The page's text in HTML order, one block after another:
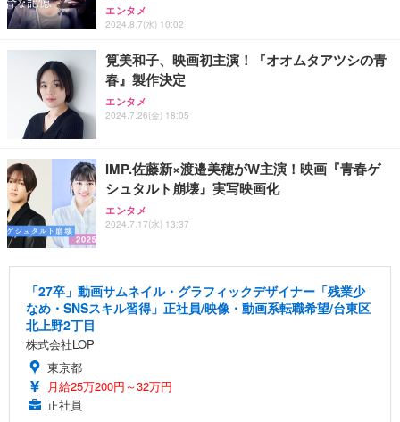
エンタメ
2024.8.7(水) 10:02
筧美和子、映画初主演！『オオムタアツシの青
春』製作決定
エンタメ
2024.7.26(金) 18:05
IMP.佐藤新×渡邉美穂がW主演！映画『青春ゲ
シュタルト崩壊』実写映画化
エンタメ
2024.7.17(水) 13:37
「27卒」動画サムネイル・グラフィックデザイナー「残業少
なめ・SNSスキル習得」正社員/映像・動画系転職希望/台東区
北上野2丁目
株式会社LOP
東京都
月給25万200円～32万円
正社員